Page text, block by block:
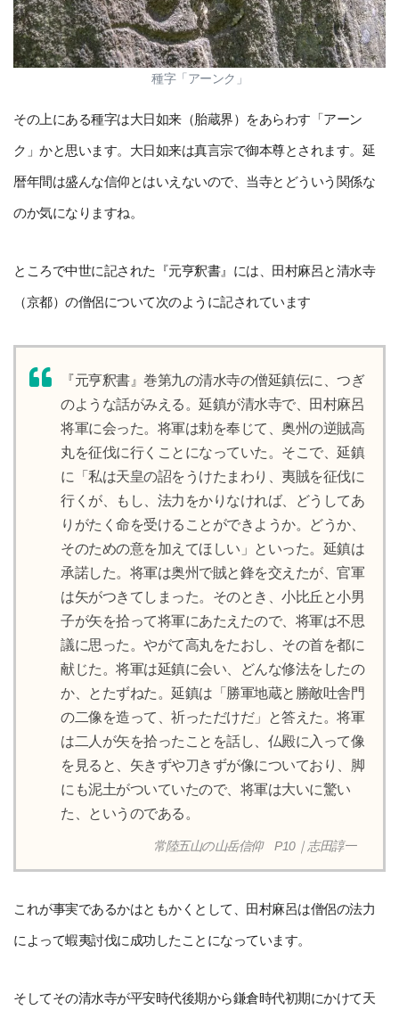
種字「アーンク」
その上にある種字は大日如来（胎蔵界）をあらわす「アーン
ク」かと思います。大日如来は真言宗で御本尊とされます。延
暦年間は盛んな信仰とはいえないので、当寺とどういう関係な
のか気になりますね。
ところで中世に記された『元亨釈書』には、田村麻呂と清水寺
（京都）の僧侶について次のように記されています
『元亨釈書』巻第九の清水寺の僧延鎮伝に、つぎ
のような話がみえる。延鎮が清水寺で、田村麻呂
将軍に会った。将軍は勅を奉じて、奥州の逆賊高
丸を征伐に行くことになっていた。そこで、延鎮
に「私は天皇の詔をうけたまわり、夷賊を征伐に
行くが、もし、法力をかりなければ、どうしてあ
りがたく命を受けることができようか。どうか、
そのための意を加えてほしい」といった。延鎮は
承諾した。将軍は奥州で賊と鋒を交えたが、官軍
は矢がつきてしまった。そのとき、小比丘と小男
子が矢を拾って将軍にあたえたので、将軍は不思
議に思った。やがて高丸をたおし、その首を都に
献じた。将軍は延鎮に会い、どんな修法をしたの
か、とたずねた。延鎮は「勝軍地蔵と勝敵吐舎門
の二像を造って、祈っただけだ」と答えた。将軍
は二人が矢を拾ったことを話し、仏殿に入って像
を見ると、矢きずや刀きずが像についており、脚
にも泥土がついていたので、将軍は大いに驚い
た、というのである。
常陸五山の山岳信仰 P10｜志田諄一
これが事実であるかはともかくとして、田村麻呂は僧侶の法力
によって蝦夷討伐に成功したことになっています。
そしてその清水寺が平安時代後期から鎌倉時代初期にかけて天